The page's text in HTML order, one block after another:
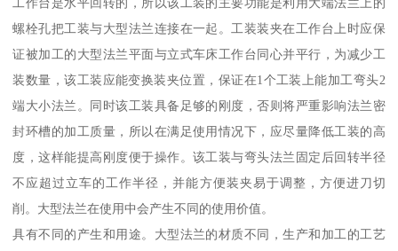
螺栓孔把工装与大型法兰连接在一起。工装装夹在工作台上时应保
证被加工的大型法兰平面与立式车床工作台同心并平行，为减少工
装数量，该工装应能变换装夹位置，保证在1个工装上能加工弯头2
端大小法兰。同时该工装具备足够的刚度，否则将严重影响法兰密
封环槽的加工质量，所以在满足使用情况下，应尽量降低工装的高
度，这样能提高刚度便于操作。该工装与弯头法兰固定后回转半径
不应超过立车的工作半径，并能方便装夹易于调整，方便进刀切
削。大型法兰在使用中会产生不同的使用价值。
具有不同的产生和用途。大型法兰的材质不同，生产和加工的工艺